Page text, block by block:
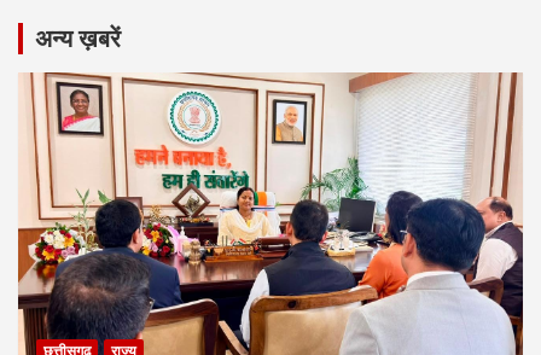
अन्य ख़बरें
छत्तीसगढ़ राज्य